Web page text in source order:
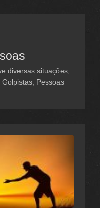
diversas situações,
Pessoas